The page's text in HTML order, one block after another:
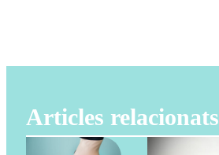
Articles relacionats